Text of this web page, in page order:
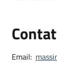
Email: